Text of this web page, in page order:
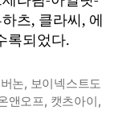
츠, 클라씨, 에
록되었다.
버논, 보이넥스트도
앤오프, 캣츠아이,